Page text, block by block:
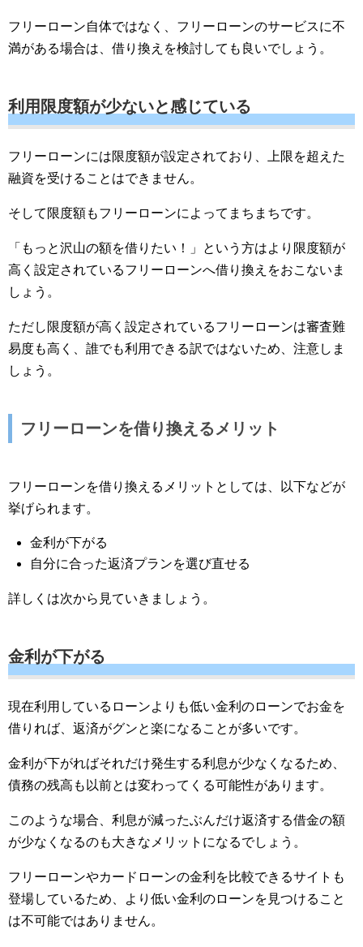
フリーローン自体ではなく、フリーローンのサービスに不
満がある場合は、借り換えを検討しても良いでしょう。
利用限度額が少ないと感じている
フリーローンには限度額が設定されており、上限を超えた
融資を受けることはできません。
そして限度額もフリーローンによってまちまちです。
「もっと沢山の額を借りたい！」という方はより限度額が
高く設定されているフリーローンへ借り換えをおこないま
しょう。
ただし限度額が高く設定されているフリーローンは審査難
易度も高く、誰でも利用できる訳ではないため、注意しま
しょう。
フリーローンを借り換えるメリット
フリーローンを借り換えるメリットとしては、以下などが
挙げられます。
金利が下がる
自分に合った返済プランを選び直せる
詳しくは次から見ていきましょう。
金利が下がる
現在利用しているローンよりも低い金利のローンでお金を
借りれば、返済がグンと楽になることが多いです。
金利が下がればそれだけ発生する利息が少なくなるため、
債務の残高も以前とは変わってくる可能性があります。
このような場合、利息が減ったぶんだけ返済する借金の額
が少なくなるのも大きなメリットになるでしょう。
フリーローンやカードローンの金利を比較できるサイトも
登場しているため、より低い金利のローンを見つけること
は不可能ではありません。